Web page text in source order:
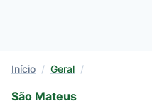
Início / Geral /
São Mateus